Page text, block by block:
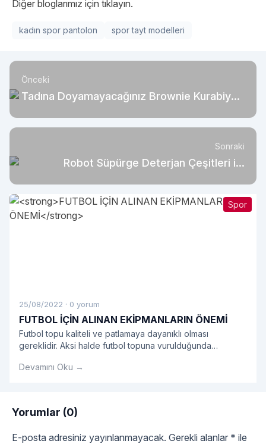
Diğer bloglarımız için tıklayın.
kadın spor pantolon spor tayt modelleri
Önceki
Tadına Doyamayacağınız Brownie Kurabiye
Sonraki
Robot Süpürge Deterjan Çeşitleri ile
Spor
25/08/2022 · 0 yorum
FUTBOL İÇİN ALINAN EKİPMANLARIN ÖNEMİ
Futbol topu kaliteli ve patlamaya dayanıklı olması
gereklidir. Aksi halde futbol topuna vurulduğunda
alınmayacaktır.
Devamını Oku →
Yorumlar (0)
E-posta adresiniz yayınlanmayacak. Gerekli alanlar * ile